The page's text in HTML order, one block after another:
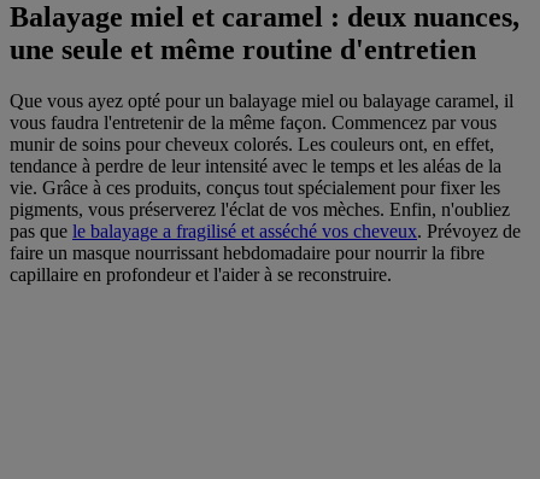
Balayage miel et caramel : deux nuances,
une seule et même routine d'entretien
Que vous ayez opté pour un balayage miel ou balayage caramel, il
vous faudra l'entretenir de la même façon. Commencez par vous
munir de soins pour cheveux colorés. Les couleurs ont, en effet,
tendance à perdre de leur intensité avec le temps et les aléas de la
vie. Grâce à ces produits, conçus tout spécialement pour fixer les
pigments, vous préserverez l'éclat de vos mèches. Enfin, n'oubliez
pas que le balayage a fragilisé et asséché vos cheveux. Prévoyez de
faire un masque nourrissant hebdomadaire pour nourrir la fibre
capillaire en profondeur et l'aider à se reconstruire.